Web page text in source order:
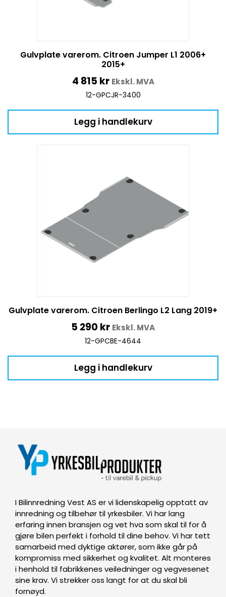
Gulvplate varerom. Citroen Jumper L1 2006+
2015+
4 815 kr Ekskl. MVA
12-GPCJR-3400
Legg i handlekurv
Gulvplate varerom. Citroen Berlingo L2 Lang 2019+
5 290 kr Ekskl. MVA
12-GPCBE-4644
Legg i handlekurv
I Bilinnredning Vest AS er vi lidenskapelig opptatt av
innredning og tilbehør til yrkesbiler. Vi har lang
erfaring innen bransjen og vet hva som skal til for å
gjøre bilen perfekt i forhold til dine behov. Vi har tett
samarbeid med dyktige aktører, som ikke går på
kompromiss med sikkerhet og kvalitet. Alt monteres
i henhold til fabrikkenes veiledninger og vegvesenet
sine krav. Vi strekker oss langt for at du skal bli
fornøyd.